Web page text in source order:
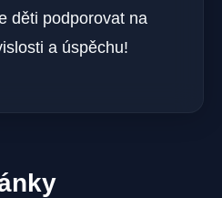
děti podporovat na
a úspěchu!